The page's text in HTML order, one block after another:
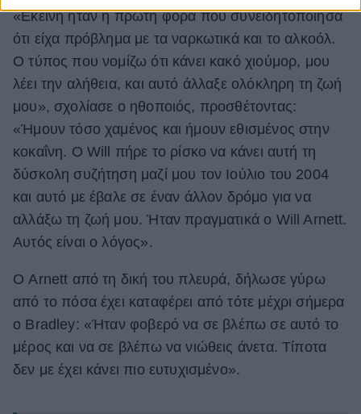
«Εκείνη ήταν η πρώτη φορά που συνειδητοποίησα
ότι είχα πρόβλημα με τα ναρκωτικά και το αλκοόλ.
Ο τύπος που νομίζω ότι κάνει κακό χιούμορ, μου
λέει την αλήθεια, και αυτό άλλαξε ολόκληρη τη ζωή
μου», σχολίασε ο ηθοποιός, προσθέτοντας:
«Ήμουν τόσο χαμένος και ήμουν εθισμένος στην
κοκαΐνη. Ο Will πήρε το ρίσκο να κάνει αυτή τη
δύσκολη συζήτηση μαζί μου τον Ιούλιο του 2004
και αυτό με έβαλε σε έναν άλλον δρόμο για να
αλλάξω τη ζωή μου. Ήταν πραγματικά ο Will Arnett.
Αυτός είναι ο λόγος».
Ο Arnett από τη δική του πλευρά, δήλωσε γύρω
από το πόσα έχει καταφέρει από τότε μέχρι σήμερα
ο Bradley: «Ήταν φοβερό να σε βλέπω σε αυτό το
μέρος και να σε βλέπω να νιώθεις άνετα. Τίποτα
δεν με έχει κάνει πιο ευτυχισμένο».